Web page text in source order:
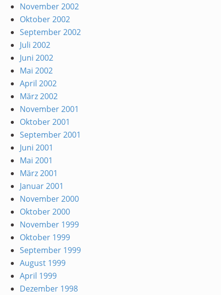
November 2002
Oktober 2002
September 2002
Juli 2002
Juni 2002
Mai 2002
April 2002
März 2002
November 2001
Oktober 2001
September 2001
Juni 2001
Mai 2001
März 2001
Januar 2001
November 2000
Oktober 2000
November 1999
Oktober 1999
September 1999
August 1999
April 1999
Dezember 1998